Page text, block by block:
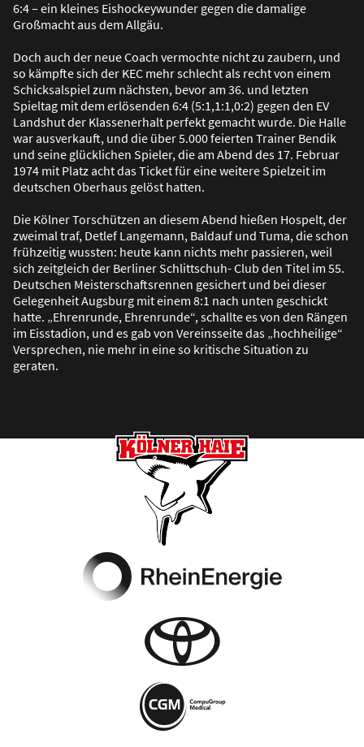
6:4 – ein kleines Eishockeywunder gegen die damalige
Großmacht aus dem Allgäu.
Doch auch der neue Coach vermochte nicht zu zaubern, und
so kämpfte sich der KEC mehr schlecht als recht von einem
Schicksalspiel zum nächsten, bevor am 36. und letzten
Spieltag mit dem erlösenden 6:4 (5:1,1:1,0:2) gegen den EV
Landshut der Klassenerhalt perfekt gemacht wurde. Die Halle
war ausverkauft, und die über 5.000 feierten Trainer Bendik
und seine glücklichen Spieler, die am Abend des 17. Februar
1974 mit Platz acht das Ticket für eine weitere Spielzeit im
deutschen Oberhaus gelöst hatten.
Die Kölner Torschützen an diesem Abend hießen Hospelt, der
zweimal traf, Detlef Langemann, Baldauf und Tuma, die schon
frühzeitig wussten: heute kann nichts mehr passieren, weil
sich zeitgleich der Berliner Schlittschuh- Club den Titel im 55.
Deutschen Meisterschaftsrennen gesichert und bei dieser
Gelegenheit Augsburg mit einem 8:1 nach unten geschickt
hatte. „Ehrenrunde, Ehrenrunde“, schallte es von den Rängen
im Eisstadion, und es gab von Vereinsseite das „hochheilige“
Versprechen, nie mehr in eine so kritische Situation zu
geraten.